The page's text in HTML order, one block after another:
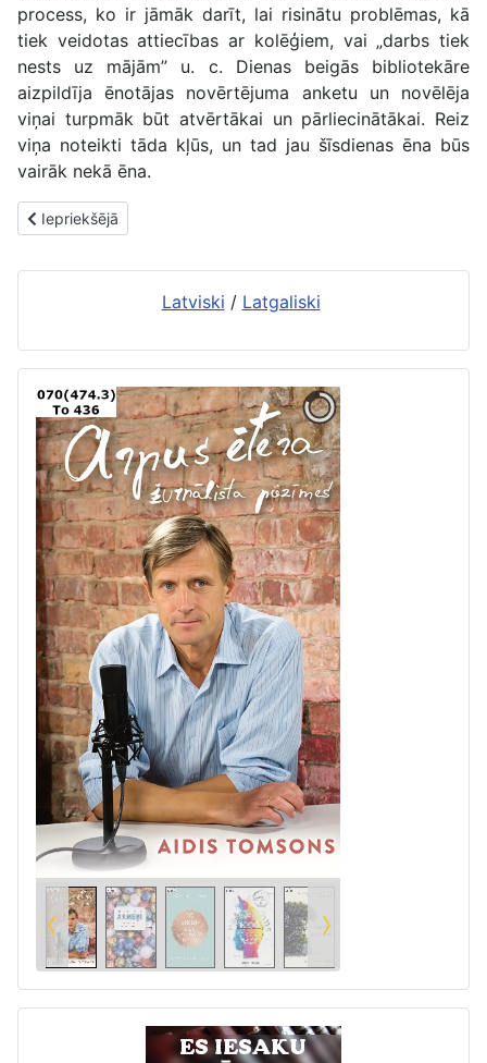
process, ko ir jāmāk darīt, lai risinātu problēmas, kā
tiek veidotas attiecības ar kolēģiem, vai „darbs tiek
nests uz mājām” u. c. Dienas beigās bibliotekāre
aizpildīja ēnotājas novērtējuma anketu un novēlēja
viņai turpmāk būt atvērtākai un pārliecinātākai. Reiz
viņa noteikti tāda kļūs, un tad jau šīsdienas ēna būs
vairāk nekā ēna.
Iepriekšējais raksts: Kura būs Gada monēta 2008? Balsojums
Iepriekšējā
Latviski / Latgaliski